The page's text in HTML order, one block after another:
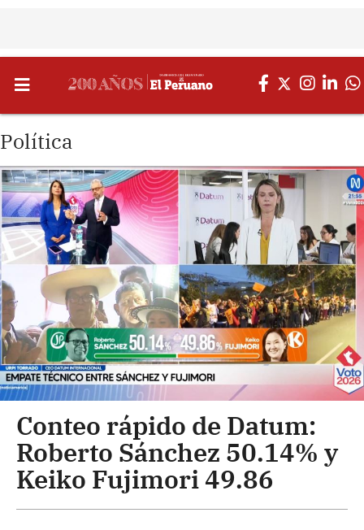
Política
Conteo rápido de Datum:
Roberto Sánchez 50.14% y
Keiko Fujimori 49.86